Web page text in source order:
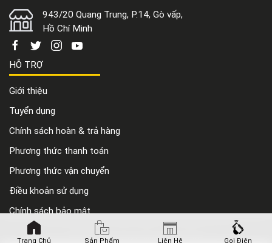
943/20 Quang Trung, P.14, Gò vấp,
Hồ Chí Minh
HỖ TRỢ
Giới thiệu
Tuyển dụng
Chính sách hoàn & trả hàng
Phương thức thanh toán
Phương thức vận chuyển
Điều khoản sử dụng
Chính sách bảo mật
Copyright © 2020 nước mắm bé bầu, Inc. All rights reserved.
Điều khoản sử dụng
Chính sách bảo mật
Trang Chủ Sản Phẩm Liên Hệ Gọi Điện